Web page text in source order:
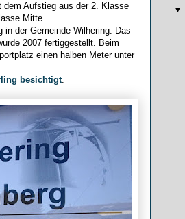
dem Aufstieg aus der 2. Klasse
Mitte.
in der Gemeinde Wilhering. Das
2007 fertiggestellt. Beim
einen halben Meter unter
besichtigt.
▼